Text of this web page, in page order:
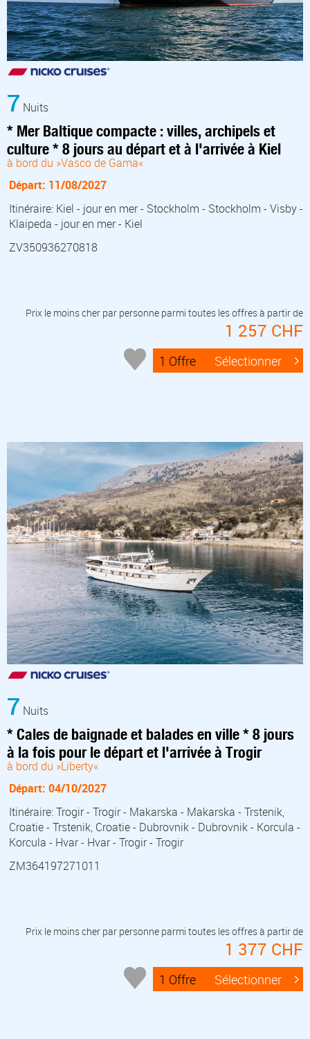
7 Nuits
* Mer Baltique compacte : villes, archipels et
culture * 8 jours au départ et à l'arrivée à Kiel
à bord du »Vasco de Gama«
Départ: 11/08/2027
Itinéraire: Kiel - jour en mer - Stockholm - Stockholm - Visby -
Klaipeda - jour en mer - Kiel
ZV350936270818
Prix le moins cher par personne parmi toutes les offres à partir de
1 257 CHF
1 Offre Sélectionner
7 Nuits
* Cales de baignade et balades en ville * 8 jours
à la fois pour le départ et l'arrivée à Trogir
à bord du »Liberty«
Départ: 04/10/2027
Itinéraire: Trogir - Trogir - Makarska - Makarska - Trstenik,
Croatie - Trstenik, Croatie - Dubrovnik - Dubrovnik - Korcula -
Korcula - Hvar - Hvar - Trogir - Trogir
ZM364197271011
Prix le moins cher par personne parmi toutes les offres à partir de
1 377 CHF
1 Offre Sélectionner